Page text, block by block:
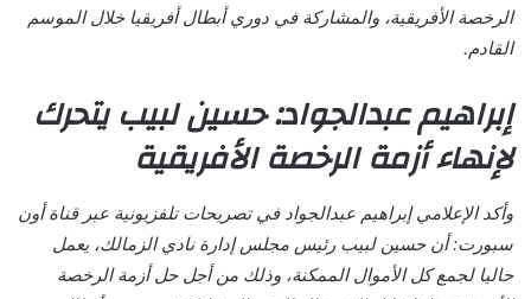
الرخصة الأفريقية، والمشاركة في دوري أبطال أفريقيا خلال الموسم
القادم.
إبراهيم عبدالجواد: حسين لبيب يتحرك
لإنهاء أزمة الرخصة الأفريقية
وأكد الإعلامي إبراهيم عبدالجواد في تصريحات تلفزيونية عبر قناة أون
سبورت: أن حسين لبيب رئيس مجلس إدارة نادي الزمالك، يعمل
حاليا لجمع كل الأموال الممكنة، وذلك من أجل حل أزمة الرخصة